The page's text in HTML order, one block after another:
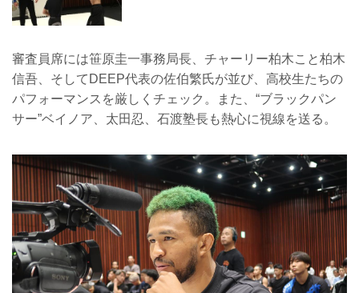
審査員席には笹原圭一事務局長、チャーリー柏木こと柏木
信吾、そしてDEEP代表の佐伯繁氏が並び、高校生たちの
パフォーマンスを厳しくチェック。また、“ブラックパン
サー”ベイノア、太田忍、石渡塾長も熱心に視線を送る。